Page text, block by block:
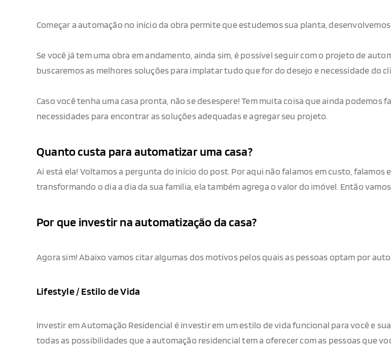
Começar a automação no início da obra permite que estudemos sua planta,
Se você já tem uma obra em andamento, ainda sim, é possível seguir com o projeto de
buscaremos as melhores soluções para implatar tudo que for do desejo e necessidade do
Caso você tenha uma casa pronta, não se desespere! Tem muita coisa que ainda
necessidades para encontrar as soluções adequadas e agregar seu projeto.
Quanto custa para automatizar uma casa?
Ai está ela! Voltamos a pergunta do início do post. Por aqui não falamos em custo,
transformando o dia a dia da sua família, ela também agrega o valor do imóvel. Então
Por que investir na automatização da casa?
Agora sim! Abaixo vamos citar algumas dos motivos pelos quais as pessoas optam por
Lifestyle / Estilo de Vida
Investir em Automação Residencial é investir em um estilo de vida funcional para você e
todas as possibilidades que a automação residencial tem a oferecer com as pessoas que